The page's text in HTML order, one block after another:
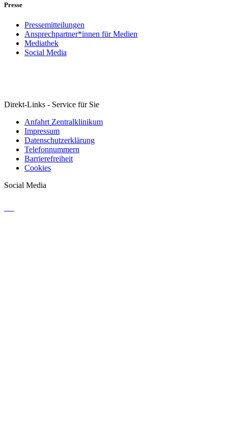
Presse
Pressemitteilungen
Ansprechpartner*innen für Medien
Mediathek
Social Media
Direkt-Links - Service für Sie
Anfahrt Zentralklinikum
Impressum
Datenschutzerklärung
Telefonnummern
Barrierefreiheit
Cookies
Social Media